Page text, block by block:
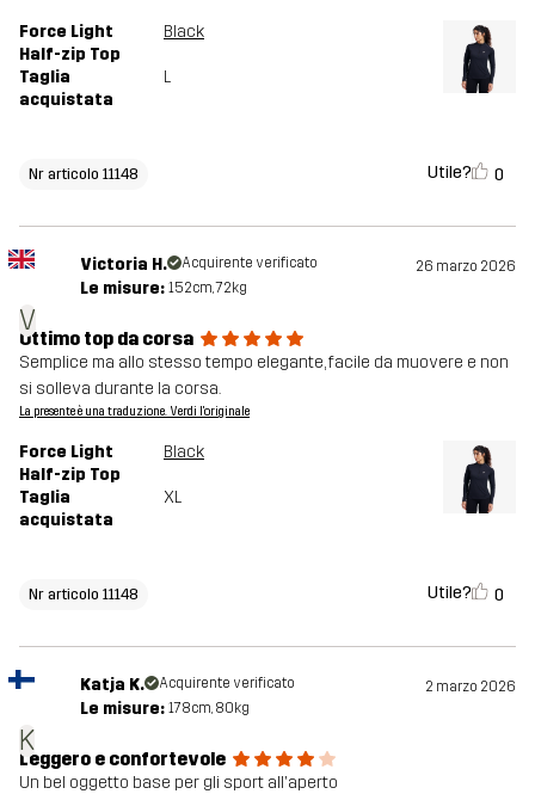
Force Light
Half-zip Top
Black
Taglia
acquistata
L
Nr articolo 11148 Utile? 0
V
Victoria H. Acquirente verificato 26 marzo 2026
Le misure: 152cm, 72kg
Ottimo top da corsa
Semplice ma allo stesso tempo elegante, facile da muovere e non
si solleva durante la corsa.
La presente è una traduzione. Verdi l'originale
Force Light
Half-zip Top
Black
Taglia
acquistata
XL
Nr articolo 11148 Utile? 0
K
Katja K. Acquirente verificato 2 marzo 2026
Le misure: 178cm, 80kg
Leggero e confortevole
Un bel oggetto base per gli sport all'aperto